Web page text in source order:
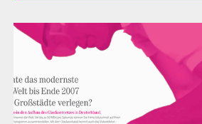
Deutsche Telekom